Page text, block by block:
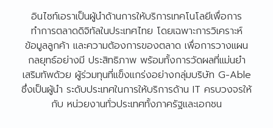
อินไซท์เอราเป็นผู้นำด้านการให้บริการเทคโนโลยีเพื่อการ
ทำการตลาดดิจิทัลในประเทศไทย โดยเฉพาะการวิเคราะห์
ข้อมูลลูกค้า และความต้องการของตลาด เพื่อการวางแผน
กลยุทธ์อย่างมี ประสิทธิภาพ พร้อมทั้งการวัดผลที่แม่นยำ
เสริมทัพด้วย ผู้ร่วมทุนที่แข็งแกร่งอย่างกลุ่มบริษัท G-Able
ซึ่งเป็นผู้นำ ระดับประเทศในการให้บริการด้าน IT ครบวงจรให้
กับ หน่วยงานทั่วประเทศทั้งภาครัฐและเอกชน